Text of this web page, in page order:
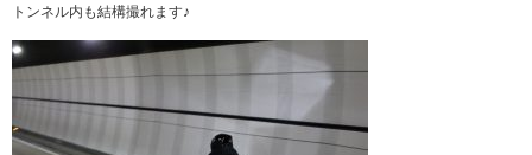
トンネル内も結構撮れます♪